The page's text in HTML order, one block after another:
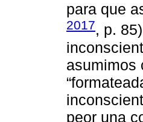
para que
2017, p.
asumimos
peor una